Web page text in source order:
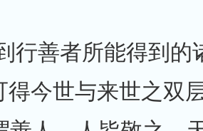
者所能得到的
得今世与来世之双